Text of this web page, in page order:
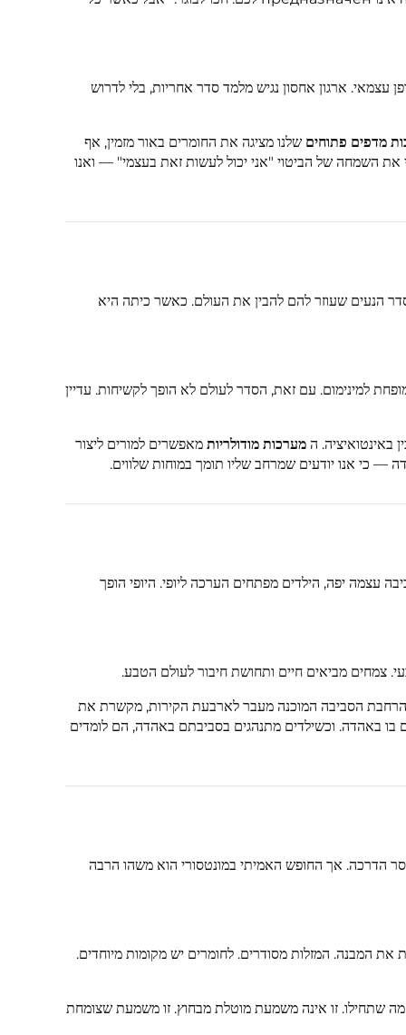
עצמאי. ארגון אחסון נגיש מלמד סדר אחריות, בלי לדרוש
מדפים פתוחים שלנו מציגה את החומרים באור מזמין, אף
את השמחה של הביטוי "אני יכול לעשות זאת בעצמי" — ואנו
הנעים שעוזר להם להבין את העולם. כאשר כיתה היא
למינימום. עם זאת, הסדר לעולם לא הופך לקשיחות. עדיין
באינטואיציה. ה מערכות מודולריות מאפשרים למורים ליצור
— כי אנו יודעים שמרחב שליו תומך במוחות שלווים.
עצמה יפה, הילדים מפתחים הערכה ליופי. היופי הופך
צמחים מביאים חיים ותחושת חיבור לעולם הטבע.
הרחבת הסביבה המוכנה מעבר לארבעת הקירות, מקשרת את
בו באהדה. וכשילדים מתנהגים בסביבתם באהדה, הם לומדים
הדרכה. אך החופש האמיתי במונטסורי הוא משהו הרבה
המבנה. המזלות מסודרים. לחומרים יש מקומות מיוחדים.
שתחילו. זו אינה משמעת מוטלת מבחוץ. זו משמעת שצומחת